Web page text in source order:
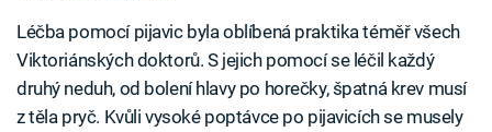
Léčba pomocí pijavic byla oblíbená praktika téměř všech
Viktoriánských doktorů. S jejich pomocí se léčil každý
druhý neduh, od bolení hlavy po horečky, špatná krev musí
z těla pryč. Kvůli vysoké poptávce po pijavicích se musely